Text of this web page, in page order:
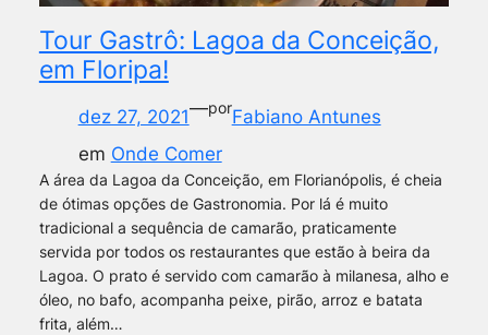
Tour Gastrô: Lagoa da Conceição,
em Floripa!
dez 27, 2021—porFabiano Antunes
em Onde Comer
A área da Lagoa da Conceição, em Florianópolis, é cheia
de ótimas opções de Gastronomia. Por lá é muito
tradicional a sequência de camarão, praticamente
servida por todos os restaurantes que estão à beira da
Lagoa. O prato é servido com camarão à milanesa, alho e
óleo, no bafo, acompanha peixe, pirão, arroz e batata
frita, além…